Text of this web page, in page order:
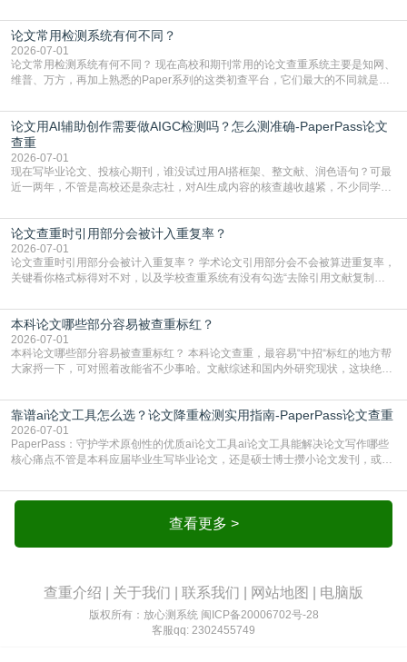
但很多人忽略了，AI生成的内容天生带有重复风险——训练AI的数据集本身就包
含大量已公开的学术内容、网络原创内容，AI输出内容时很容易无意识拼接出重
复片
论文常用检测系统有何不同？
2026-07-01
论文常用检测系统有何不同？ 现在高校和期刊常用的论文查重系统主要是知网、
维普、万方，再加上熟悉的Paper系列的这类初查平台，它们最大的不同就是数
查数值误导。知网（CNKI）是学校定稿检测的绝对主流。本科用PMLC，含大学
生联合比对库，能比历届学长论文，硕博用VIP/TMLC，含学术论文联合比对
库，期刊投稿用AMLMC/SML
论文用AI辅助创作需要做AIGC检测吗？怎么测准确-PaperPass论文
查重
2026-07-01
现在写毕业论文、投核心期刊，谁没试过用AI搭框架、整文献、润色语句？可最
近一两年，不管是高校还是杂志社，对AI生成内容的核查越收越紧，不少同学投
真的太亏。提前做AIGC检测，已经成了很多过来人交稿前必做的一步。为什么
AIGC检测成了论文答辩投稿前的必备项？可能还有不少人觉得，我就用AI搭了个
框架，内容都是自己写的，至于做AIG
论文查重时引用部分会被计入重复率？
2026-07-01
论文查重时引用部分会被计入重复率？ 学术论文引用部分会不会被算进重复率，
关键看你格式标得对不对，以及学校查重系统有没有勾选“去除引用文献复制
独占一行，每条文献用[1][2]方括号编号、与正文一一对应，著录项符合GB/T
7714（作者、题名、刊名、年、卷期、页码齐全，标点用半角）；查重系统识别
成功后通常把这段标为引用，
本科论文哪些部分容易被查重标红？
2026-07-01
本科论文哪些部分容易被查重标红？ 本科论文查重，最容易“中招“标红的地方帮
大家捋一下，可对照着改能省不少事哈。文献综述和国内外研究现状，这块绝对
乎一模一样的话，你要是直接复制百度百科、教材或别人写好的综述段落，系统
一抓一个准，整段飘红。研究背景、意义和方法描述也是不可避免，比如“本文采
用问卷调查法““运用SPSS软件进行数据分
靠谱ai论文工具怎么选？论文降重检测实用指南-PaperPass论文查重
2026-07-01
PaperPass：守护学术原创性的优质ai论文工具ai论文工具能解决论文写作哪些
核心痛点不管是本科应届毕业生写毕业论文，还是硕士博士攒小论文发刊，或是
自己逐句读逐句改，熬好几个大夜不说，还经常改不到点上，交上去才发现重复
率超标，再返工太折腾。现在有了成熟的ai论文工具，这些痛点基本都能高效解
决。靠谱的ai论文工具，不止能帮你梳查看更多 >
查重介绍 关于我们 联系我们 网站地图 电脑版
版权所有：放心测系统 闽ICP备20006702号-28
客服qq: 2302455749